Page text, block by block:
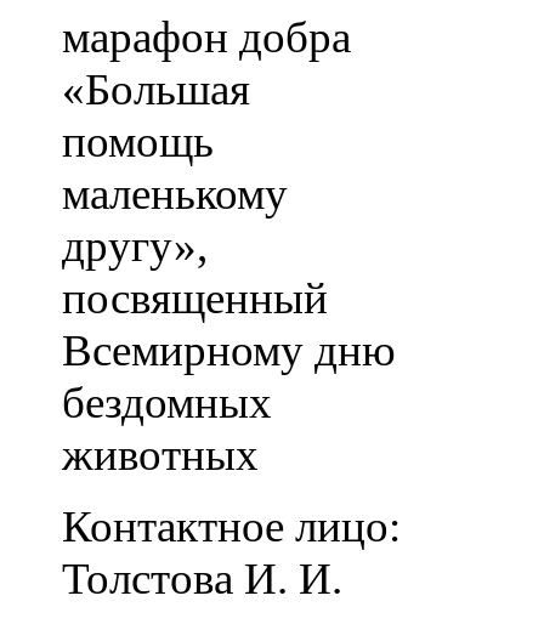
марафон добра
«Большая
помощь
маленькому
другу»,
посвященный
Всемирному дню
бездомных
животных
Контактное лицо:
Толстова И. И.